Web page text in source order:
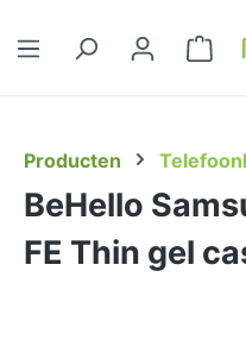
Producten
BeHello
FE Thin gel